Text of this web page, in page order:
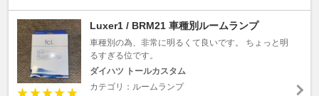
Luxer1 / BRM21 車種別ルームランプ
車種別の為、非常に明るくて良いです。 ちょっと明
るすぎる位です。
ダイハツ トールカスタム
カテゴリ：ルームランプ